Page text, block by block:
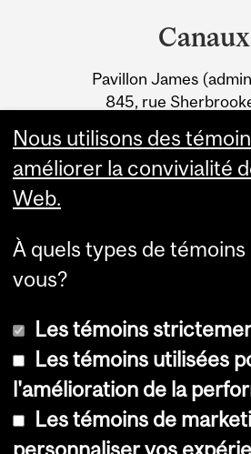
Information
Canaux
Pavillon James
845, rue
© Université McGill,
Accessibilité
Nous utilisons des
améliorer la convivialité
Web.
À quels types de
vous?
Les témoins
Les témoins utilisées
l'amélioration de la
Les témoins de
personnaliser vos